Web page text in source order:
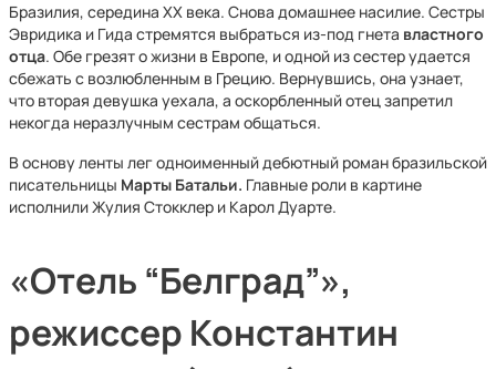
Бразилия, середина ХХ века. Снова домашнее насилие. Сестры
Эвридика и Гида стремятся выбраться из-под гнета властного
отца. Обе грезят о жизни в Европе, и одной из сестер удается
сбежать с возлюбленным в Грецию. Вернувшись, она узнает,
что вторая девушка уехала, а оскорбленный отец запретил
некогда неразлучным сестрам общаться.
В основу ленты лег одноименный дебютный роман бразильской
писательницы Марты Батальи. Главные роли в картине
исполнили Жулия Стокклер и Карол Дуарте.
«Отель “Белград”»,
режиссер Константин